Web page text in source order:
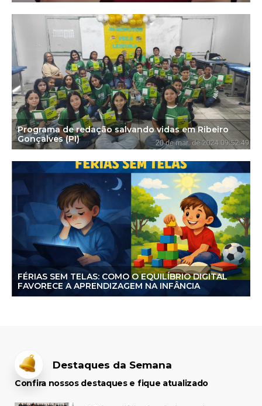
Programa de redação salvando vidas em Ribeiro
Gonçalves (PI)
FÉRIAS SEM TELAS: COMO O EQUILÍBRIO DIGITAL
FAVORECE A APRENDIZAGEM NA INFÂNCIA
Destaques da Semana
Confira nossos destaques e fique atualizado